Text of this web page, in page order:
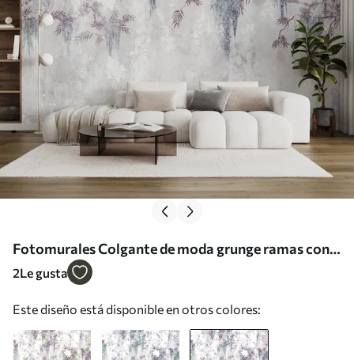
Fotomurales Colgante de moda grunge ramas con
flores de color púrpura en colores azules Nr.
2Le gusta
Este diseño está disponible en otros colores: